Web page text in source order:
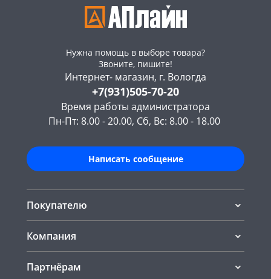
Нужна помощь в выборе товара?
Звоните, пишите!
Интернет- магазин, г. Вологда
+7(931)505-70-20
Время работы администратора
Пн-Пт: 8.00 - 20.00, Сб, Вс: 8.00 - 18.00
Написать сообщение
Покупателю
Компания
Партнёрам